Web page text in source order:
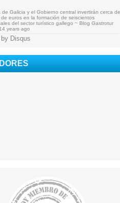
de Galicia y el Gobierno central invertirán cerca de
de euros en la formación de seiscientos
del sector turístico gallego ~ Blog Gastrotur
14 years ago
by Disqus